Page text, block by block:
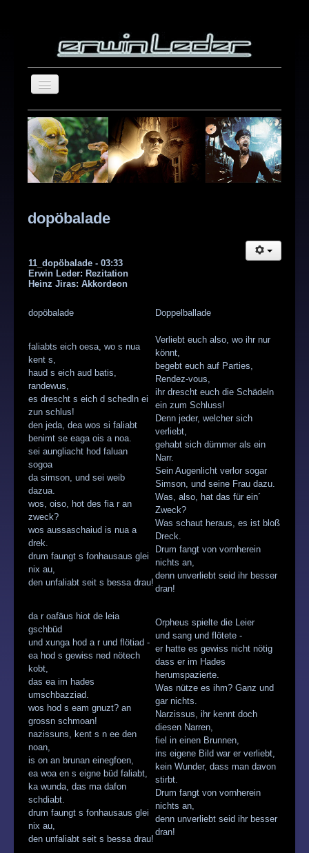
home
blog
about
showreel
contact
dopöbalade
11_dopöbalade - 03:33
Erwin Leder: Rezitation
Heinz Jiras: Akkordeon
dopöbalade Doppelballade
faliabts eich oesa, wo s nua
kent s,
haud s eich aud batis,
randewus,
es drescht s eich d schedln ei
zun schlus!
den jeda, dea wos si faliabt
benimt se eaga ois a noa.
sei aungliacht hod faluan
sogoa
da simson, und sei weib
dazua.
wos, oiso, hot des fia r an
zweck?
wos aussaschaiud is nua a
drek.
drum faungt s fonhausaus glei
nix au,
den unfaliabt seit s bessa drau!
Verliebt euch also, wo ihr nur
könnt,
begebt euch auf Parties,
Rendez-vous,
ihr drescht euch die Schädeln
ein zum Schluss!
Denn jeder, welcher sich
verliebt,
gehabt sich dümmer als ein
Narr.
Sein Augenlicht verlor sogar
Simson, und seine Frau dazu.
Was, also, hat das für ein´
Zweck?
Was schaut heraus, es ist bloß
Dreck.
Drum fangt von vornherein
nichts an,
denn unverliebt seid ihr besser
dran!
da r oafäus hiot de leia
gschbüd
und xunga hod a r und flötiad -
ea hod s gewiss ned nötech
kobt,
das ea im hades
umschbazziad.
wos hod s eam gnuzt? an
grossn schmoan!
nazissuns, kent s n ee den
noan,
is on an brunan einegfoen,
ea woa en s eigne büd faliabt,
ka wunda, das ma dafon
schdiabt.
drum faungt s fonhausaus glei
nix au,
den unfaliabt seit s bessa drau!
Orpheus spielte die Leier
und sang und flötete -
er hatte es gewiss nicht nötig
dass er im Hades
herumspazierte.
Was nütze es ihm? Ganz und
gar nichts.
Narzissus, ihr kennt doch
diesen Narren,
fiel in einen Brunnen,
ins eigene Bild war er verliebt,
kein Wunder, dass man davon
stirbt.
Drum fangt von vornherein
nichts an,
denn unverliebt seid ihr besser
dran!